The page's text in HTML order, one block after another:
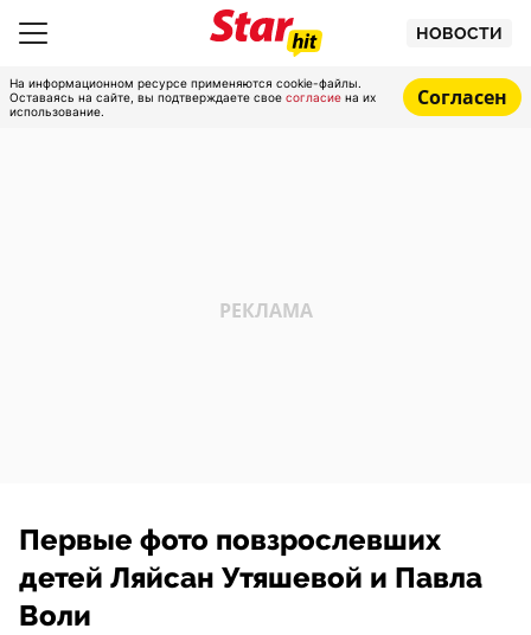
НОВОСТИ
На информационном ресурсе применяются cookie-файлы.
Оставаясь на сайте, вы подтверждаете свое согласие на их
использование.
Согласен
Первые фото повзрослевших
детей Ляйсан Утяшевой и Павла
Воли